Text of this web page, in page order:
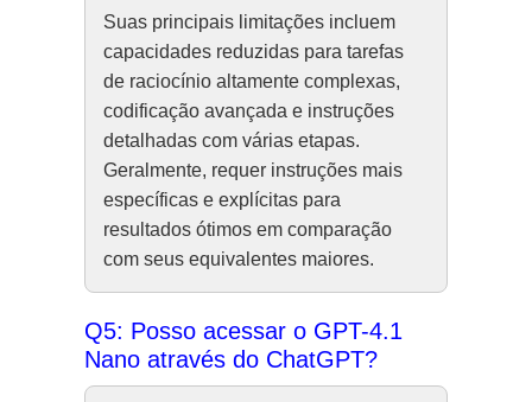
Suas principais limitações incluem
capacidades reduzidas para tarefas
de raciocínio altamente complexas,
codificação avançada e instruções
detalhadas com várias etapas.
Geralmente, requer instruções mais
específicas e explícitas para
resultados ótimos em comparação
com seus equivalentes maiores.
Q5: Posso acessar o GPT-4.1
Nano através do ChatGPT?